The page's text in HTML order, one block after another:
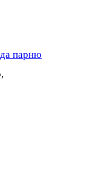
парню